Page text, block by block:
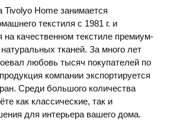
Tivolyo Home занимается
текстиля с 1981 г. и
на качественном текстиле премиум-
тканей. За много лет
любовь тысяч покупателей по
компании экспортируется
Среди большого количества
как классические, так и
для интерьера вашего дома.